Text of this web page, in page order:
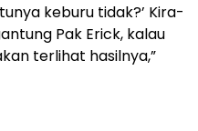
keburu tidak?’ Kira-
Pak Erick, kalau
terlihat hasilnya,”